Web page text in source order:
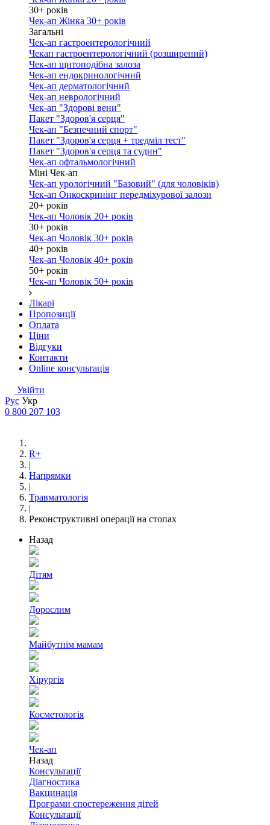
30+ років
Чек-ап Жінка 30+ років
Загальні
Чек-ап гастроентерологічний
Чекап гастроентерологічний (розширений)
Чек-ап щитоподібна залоза
Чек-ап ендокринологічний
Чек-ап дерматологічний
Чек-ап неврологічний
Чек-ап "Здорові вени"
Пакет "Здоров'я серця"
Чек-ап "Безпечний спорт"
Пакет "Здоров'я серця + тредміл тест"
Пакет "Здоров'я серця та судин"
Чек-ап офтальмологічний
Міні Чек-ап
Чек-ап урологічний "Базовий" (для чоловіків)
Чек-ап Онкоскринінг передміхурової залози
20+ років
Чек-ап Чоловік 20+ років
30+ років
Чек-ап Чоловік 30+ років
40+ років
Чек-ап Чоловік 40+ років
50+ років
Чек-ап Чоловік 50+ років
Лікарі
Пропозиції
Оплата
Ціни
Відгуки
Контакти
Online консультація
Увійти
Рус Укр
0 800 207 103
R+
|
Напрямки
|
Травматологія
|
Реконструктивні операції на стопах
Назад
Дітям
Дорослим
Майбутнім мамам
Хірургія
Косметологія
Чек-ап
Назад
Консультації
Діагностика
Вакцинація
Програми спостереження дітей
Консультації